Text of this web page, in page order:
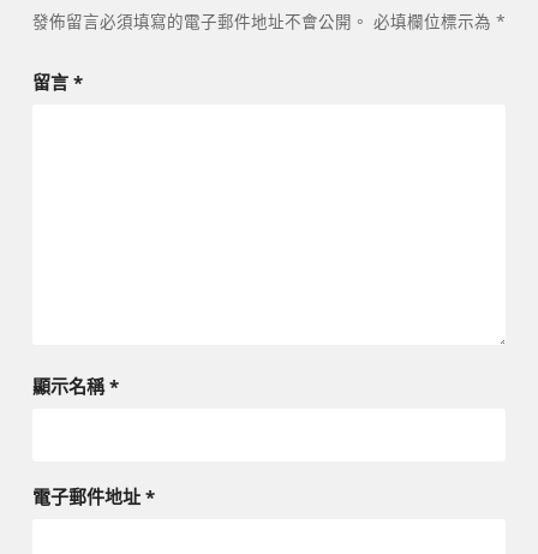
發佈留言必須填寫的電子郵件地址不會公開。 必填欄位標示為 *
留言 *
顯示名稱*
電子郵件地址 *